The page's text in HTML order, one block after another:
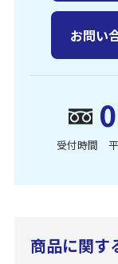
受付時間 平
お問い
商品に関す